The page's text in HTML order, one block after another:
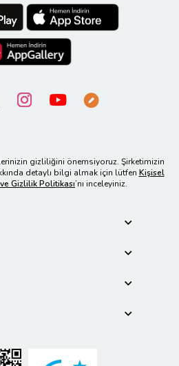
gizliliğini önemsiyoruz. Şirketimizin
detaylı bilgi almak için lütfen Kişisel
Gizlilik Politikası’nı inceleyiniz.